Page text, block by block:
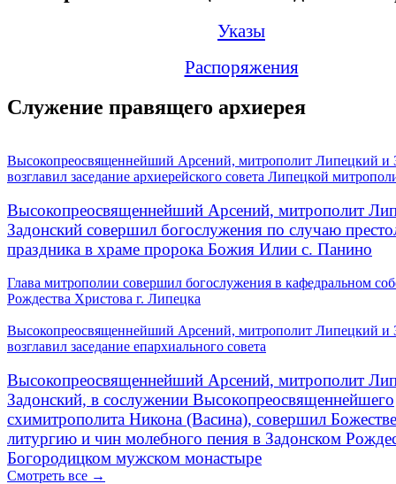
Указы
Распоряжения
Служение правящего архиерея
Высокопреосвященнейший Арсений, митрополит Липецкий и
возглавил заседание архиерейского совета Липецкой
Высокопреосвященнейший Арсений, митрополит
Задонский совершил богослужения по случаю
праздника в храме пророка Божия Илии с. Панино
Глава митрополии совершил богослужения в кафедральном
Рождества Христова г. Липецка
Высокопреосвященнейший Арсений, митрополит Липецкий и
возглавил заседание епархиального совета
Высокопреосвященнейший Арсений, митрополит
Задонский, в сослужении Высокопреосвященнейшего
схимитрополита Никона (Васина), совершил
литургию и чин молебного пения в Задонском
Богородицком мужском монастыре
Смотреть все →